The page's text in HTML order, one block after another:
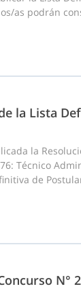
as podrán
la Lista
la
Técnico
de
N°